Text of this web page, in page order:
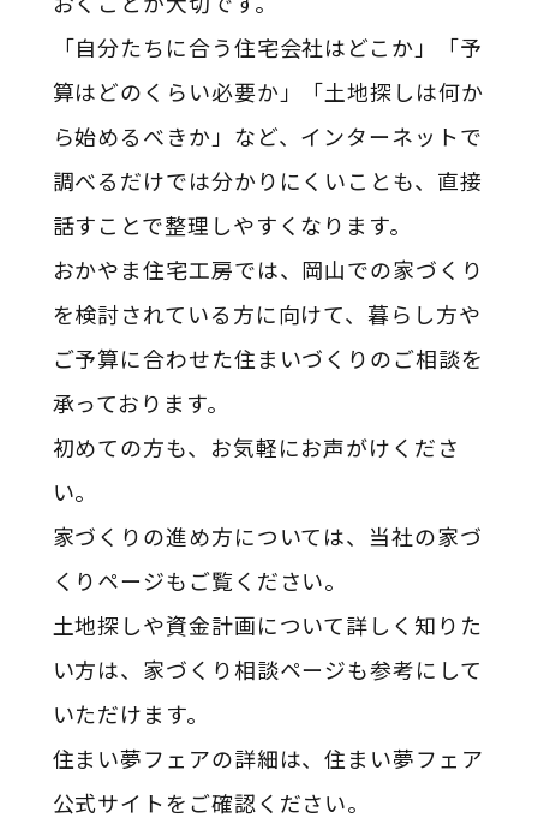
「自分たちに合う住宅会社はどこか」「予
算はどのくらい必要か」「土地探しは何か
ら始めるべきか」など、インターネットで
調べるだけでは分かりにくいことも、直接
話すことで整理しやすくなります。
おかやま住宅工房では、岡山での家づくり
を検討されている方に向けて、暮らし方や
ご予算に合わせた住まいづくりのご相談を
承っております。
初めての方も、お気軽にお声がけくださ
い。
家づくりの進め方については、当社の家づ
くりページもご覧ください。
土地探しや資金計画について詳しく知りた
い方は、家づくり相談ページも参考にして
いただけます。
住まい夢フェアの詳細は、住まい夢フェア
公式サイトをご確認ください。